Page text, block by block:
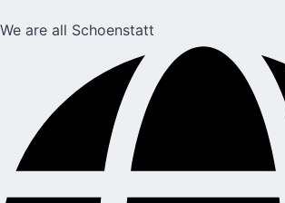
We are all Schoenstatt